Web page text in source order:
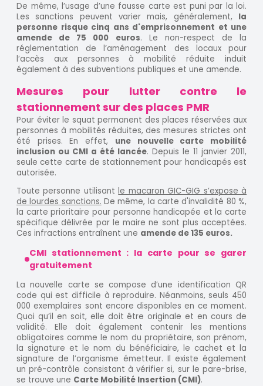
De même, l’usage d’une fausse carte est puni par la loi.
Les sanctions peuvent varier mais, généralement, la
personne risque cinq ans d'emprisonnement et une
amende de 75 000 euros. Le non-respect de la
réglementation de l’aménagement des locaux pour
l’accès aux personnes à mobilité réduite induit
également à des subventions publiques et une amende.
Mesures pour lutter contre le
stationnement sur des places PMR
Pour éviter le squat permanent des places réservées aux
personnes à mobilités réduites, des mesures strictes ont
été prises. En effet, une nouvelle carte mobilité
inclusion ou CMI a été lancée. Depuis le 11 janvier 2011,
seule cette carte de stationnement pour handicapés est
autorisée.
Toute personne utilisantle macaron GIC-GIG s’expose à
de lourdes sanctions. De même, la carte d'invalidité 80 %,
la carte prioritaire pour personne handicapée et la carte
spécifique délivrée par le maire ne sont plus acceptées.
Ces infractions entraînent une amende de 135 euros.
CMI stationnement : la carte pour se garer
gratuitement
La nouvelle carte se compose d’une identification QR
code qui est difficile à reproduire. Néanmoins, seuls 450
000 exemplaires sont encore disponibles en ce moment.
Quoi qu’il en soit, elle doit être originale et en cours de
validité. Elle doit également contenir les mentions
obligatoires comme le nom du propriétaire, son prénom,
la signature et le nom du bénéficiaire, le cachet et la
signature de l’organisme émetteur. Il existe également
un pré-contrôle consistant à vérifier si, sur le pare-brise,
se trouve une Carte Mobilité Insertion (CMI).